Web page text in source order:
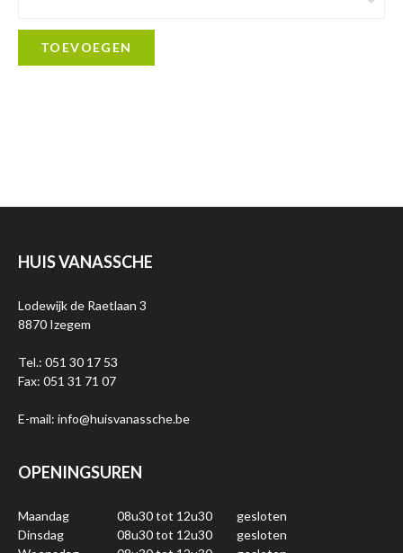
TOEVOEGEN
HUIS VANASSCHE
Lodewijk de Raetlaan 3
8870 Izegem
Tel.: 051 30 17 53
Fax: 051 31 71 07
E-mail: info@huisvanassche.be
OPENINGSUREN
Maandag 08u30 tot 12u30
gesloten
Dinsdag
08u30 tot 12u30
gesloten